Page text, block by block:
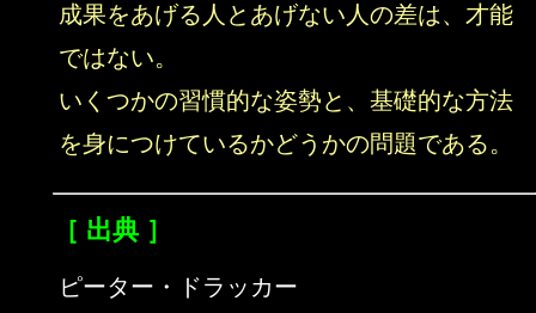
成果をあげる人とあげない人の差は、才能
ではない。
いくつかの習慣的な姿勢と、基礎的な方法
を身につけているかどうかの問題である。
［ 出典 ］
ピーター・ドラッカー